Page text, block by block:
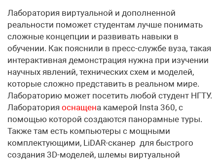
Лаборатория виртуальной и дополненной
реальности поможет студентам лучше понимать
сложные концепции и развивать навыки в
обучении. Как пояснили в пресс-службе вуза, такая
интерактивная демонстрация нужна при изучении
научных явлений, технических схем и моделей,
которые сложно представить в реальном мире.
Лабораторию может посетить любой студент НГТУ.
Лаборатория оснащена камерой Insta 360, с
помощью которой создаются панорамные туры.
Также там есть компьютеры с мощными
комплектующими, LiDAR-сканер для быстрого
создания 3D-моделей, шлемы виртуальной